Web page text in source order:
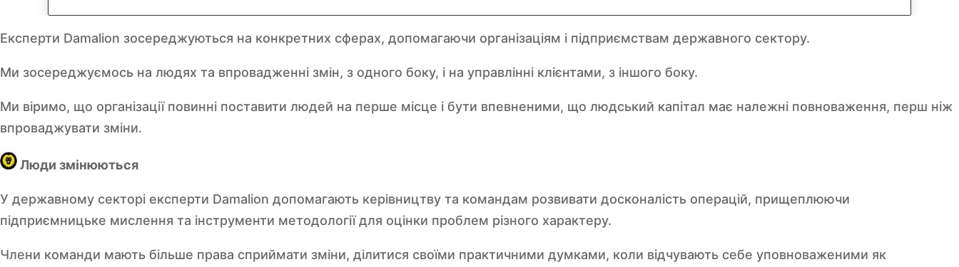
Експерти Damalion зосереджуються на конкретних сферах, допомагаючи організаціям і підприємствам державного сектору.
Ми зосереджуємось на людях та впровадженні змін, з одного боку, і на управлінні клієнтами, з іншого боку.
Ми віримо, що організації повинні поставити людей на перше місце і бути впевненими, що людський капітал має належні повноваження, перш ніж
впроваджувати зміни.
Люди змінюються
У державному секторі експерти Damalion допомагають керівництву та командам розвивати досконалість операцій, прищеплюючи
підприємницьке мислення та інструменти методології для оцінки проблем різного характеру.
Члени команди мають більше права сприймати зміни, ділитися своїми практичними думками, коли відчувають себе уповноваженими як